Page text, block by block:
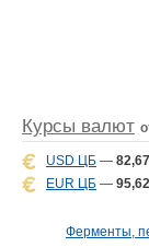
Курсы валют
USD ЦБ — 82,67
EUR ЦБ — 95,62
Ферменты,